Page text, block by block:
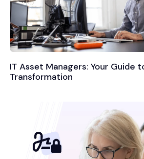
IT Asset Managers: Your Guide
Transformation